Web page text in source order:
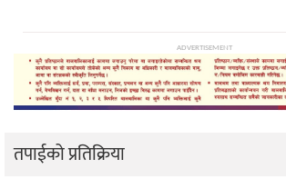
ADVERTISEMENT
तपाईको प्रतिक्रिया